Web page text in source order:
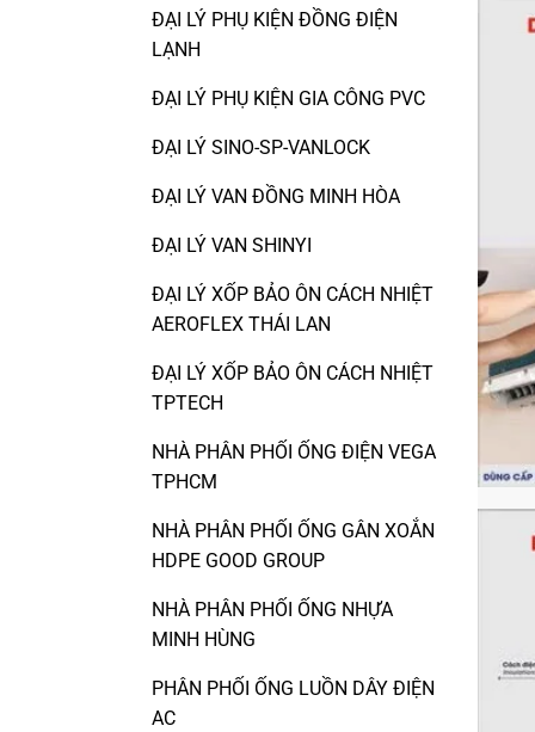
ĐẠI LÝ PHỤ KIỆN ĐỒNG ĐIỆN
LẠNH
ĐẠI LÝ PHỤ KIỆN GIA CÔNG PVC
ĐẠI LÝ SINO-SP-VANLOCK
ĐẠI LÝ VAN ĐỒNG MINH HÒA
ĐẠI LÝ VAN SHINYI
ĐẠI LÝ XỐP BẢO ÔN CÁCH NHIỆT
AEROFLEX THÁI LAN
ĐẠI LÝ XỐP BẢO ÔN CÁCH NHIỆT
TPTECH
NHÀ PHÂN PHỐI ỐNG ĐIỆN VEGA
TPHCM
NHÀ PHÂN PHỐI ỐNG GÂN XOẮN
HDPE GOOD GROUP
NHÀ PHÂN PHỐI ỐNG NHỰA
MINH HÙNG
PHÂN PHỐI ỐNG LUỒN DÂY ĐIỆN
AC